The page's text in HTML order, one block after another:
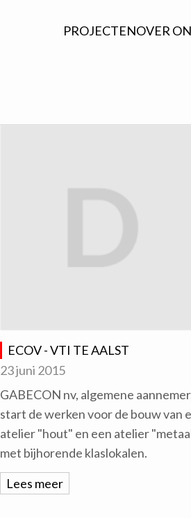
PROJECTENOVER
ECOV - VTI TE AALST
23 juni 2015
GABECON nv, algemene
start de werken voor de bouw van
atelier "hout" en een atelier
met bijhorende klaslokalen.
Lees meer